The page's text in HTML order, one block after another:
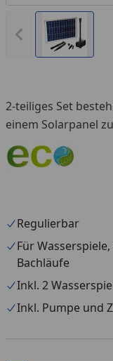
Vorheriges Bild
2-teiliges Set
einem Solarpanel
Regulierbar
Für
Bachläufe
Inkl. 2
Inkl. Pumpe und